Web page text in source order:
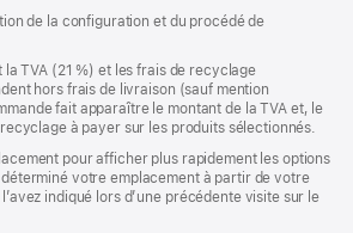
de la configuration et du procédé de
la TVA (21 %) et les frais de recyclage
hors frais de livraison (sauf mention
fait apparaître le montant de la TVA et, le
à payer sur les produits sélectionnés.
pour afficher plus rapidement les options
votre emplacement à partir de votre
indiqué lors d’une précédente visite sur le